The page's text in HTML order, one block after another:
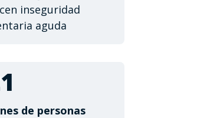
inseguridad
aguda
de personas